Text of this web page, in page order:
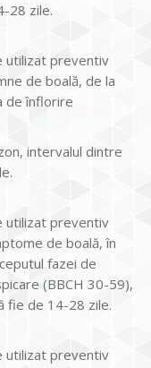
28 zile.
utilizat preventiv
de boală, de la
de înflorire
intervalul dintre
utilizat preventiv
de boală, în
fazei de
(BBCH 30-59),
fie de 14-28 zile.
utilizat preventiv